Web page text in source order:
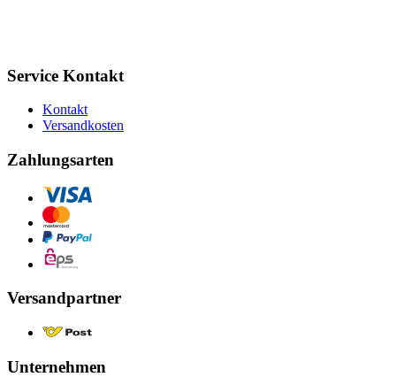
Service Kontakt
Kontakt
Versandkosten
Zahlungsarten
Versandpartner
Unternehmen